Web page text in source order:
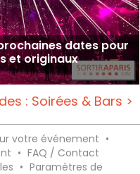
dates pour
et originaux
: Soirées & Bars >
votre événement •
• FAQ / Contact
• Paramètres de